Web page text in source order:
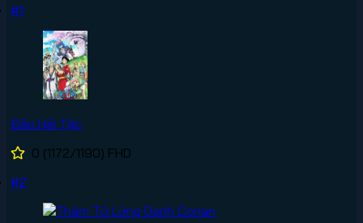
#1
Đảo Hải Tặc
0 (1172/1190) FHD
#2